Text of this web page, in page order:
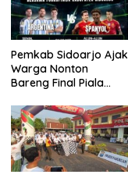
Pemkab Sidoarjo Ajak
Warga Nonton
Bareng Final Piala
Berhadiah Umroh